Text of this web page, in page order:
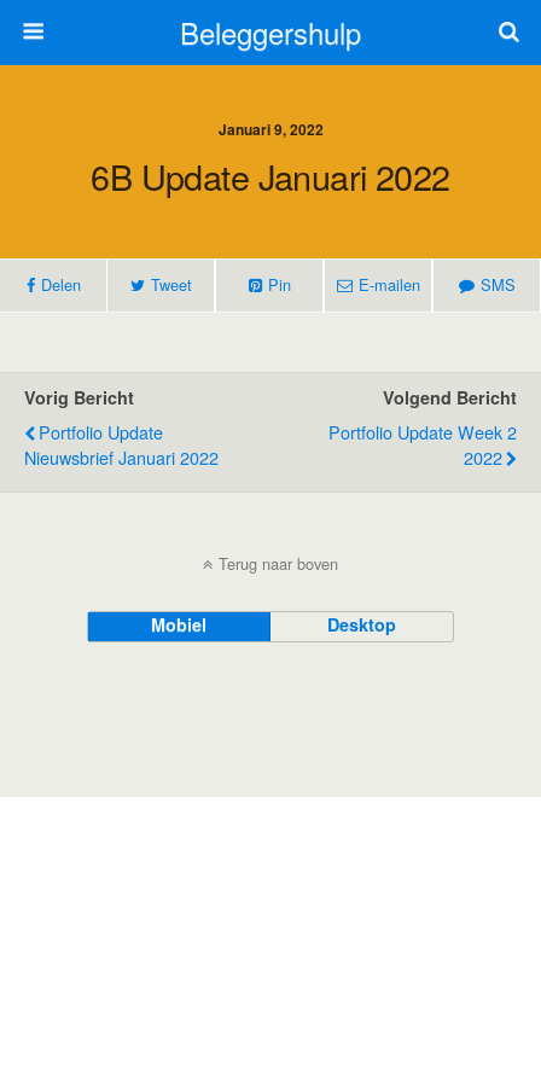
Beleggershulp
Januari 9, 2022
6B Update Januari 2022
Delen Tweet Pin E-mailen SMS
Vorig Bericht
Portfolio Update
Nieuwsbrief Januari 2022
Volgend Bericht
Portfolio Update Week 2
2022
Terug naar boven
Mobiel Desktop